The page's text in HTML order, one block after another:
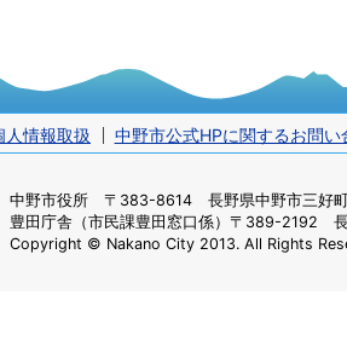
人情報取扱 中野市公式HPに関するお問い
中野市役所 〒383-8614 長野県中野市三好
豊田庁舎（市民課豊田窓口係） 〒389-2192 長
Copyright © Nakano City 2013. All Rights